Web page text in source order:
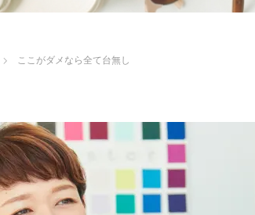
ここがダメなら全て台無し